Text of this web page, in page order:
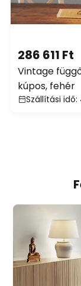
286 611 Ft
Vintage
kúpos, fehér
Szállítási